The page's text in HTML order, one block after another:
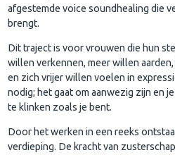
afgestemde voice soundhealing die
brengt.
Dit traject is voor vrouwen die hun
willen verkennen, meer willen
en zich vrijer willen voelen in
nodig; het gaat om aanwezig zijn en
te klinken zoals je bent.
Door het werken in een reeks
verdieping. De kracht van